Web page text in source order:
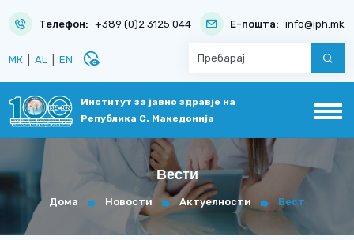
Телефон: +389 (0)2 3125 044 Е-пошта: info@iph.mk
МК AL EN disabled_visible
Институт за јавно здравје на
Република С. Македонија
Вести
Дома Новости Актуелности Вест